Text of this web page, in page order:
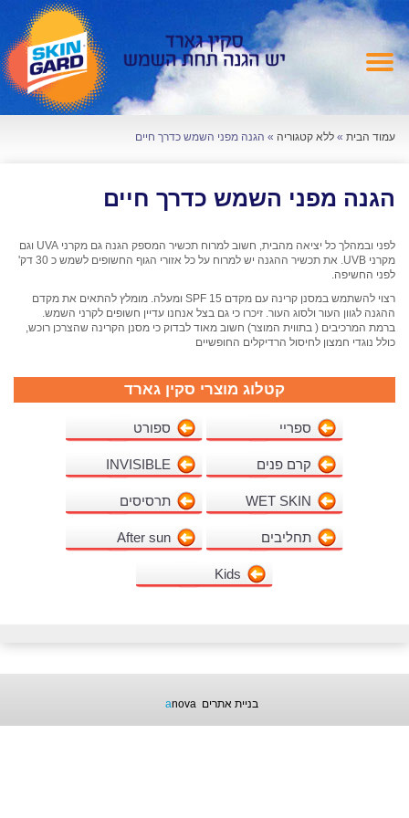
עמוד הבית » ללא קטגוריה » הגנה מפני השמש כדרך חיים
הגנה מפני השמש כדרך חיים
לפני ובמהלך כל יציאה מהבית, חשוב למרוח תכשיר המספק הגנה גם מקרני UVA וגם
מקרני UVB. את תכשיר ההגנה יש למרוח על כל אזורי הגוף החשופים לשמש כ 30 דק'
לפני החשיפה.
רצוי להשתמש במסנן קרינה עם מקדם SPF 15 ומעלה. מומלץ להתאים את מקדם
ההגנה לגוון העור ולסוג העור. זיכרו כי גם בצל אנחנו עדיין חשופים לקרני השמש.
ברמת המרכיבים ( בתווית המוצר) חשוב מאוד לבדוק כי מסנן הקרינה שהצרכן רוכש,
כולל נוגדי חמצון לחיסול הרדיקלים החופשיים
קטלוג מוצרי סקין גארד
ספריי ספורט
קרם פנים INVISIBLE
WET SKIN תרסיסים
תחליבים After sun
Kids
anova בניית אתרים